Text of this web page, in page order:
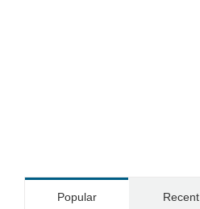
Popular Recent